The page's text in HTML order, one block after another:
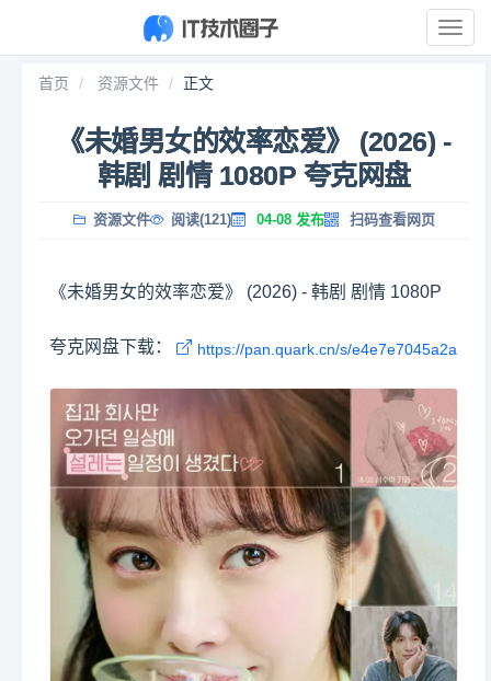
展
开
首页 资源文件 正文
《未婚男女的效率恋爱》 (2026) -
韩剧 剧情 1080P 夸克网盘
资源文件 阅读(121) 04-08 发布 扫码查看网页
《未婚男女的效率恋爱》 (2026) - 韩剧 剧情 1080P
夸克网盘下载： https://pan.quark.cn/s/e4e7e7045a2a